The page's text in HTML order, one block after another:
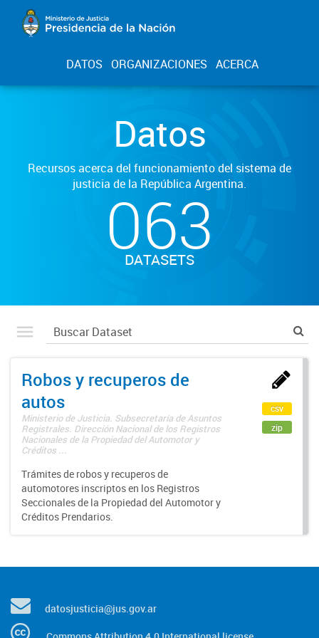
DATOS ORGANIZACIONES ACERCA
Datos
Recursos acerca del funcionamiento del sistema de
justicia de la República Argentina.
063
DATASETS
Robos y recuperos de
autos
Ministerio de Justicia. Subsecretaría de Asuntos
Registrales. Dirección Nacional de los Registros
Nacionales de la Propiedad del Automotor y
Créditos ...
Trámites de robos y recuperos de
automotores inscriptos en los Registros
Seccionales de la Propiedad del Automotor y
Créditos Prendarios.
csv
zip
datosjusticia@jus.gov.ar